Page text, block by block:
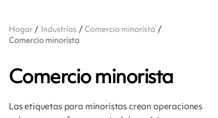
Hogar Industrias
Comercio minorista
Comercio minorista
Comercio minorista
Las etiquetas para minoristas crean operaciones